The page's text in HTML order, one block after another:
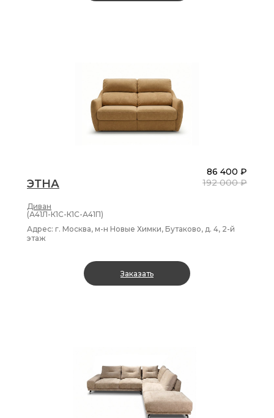
ЭТНА
Диван
86 400 ₽
192 000 ₽
(А41Л-К1С-К1С-А41П)
Адрес: г. Москва, м-н Новые Химки, Бутаково, д. 4, 2-й
этаж
Заказать